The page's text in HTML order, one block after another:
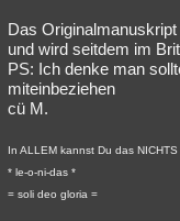
Das
und wird seitdem im
PS: Ich denke man
miteinbeziehen
cü M.
In ALLEM kannst Du das
* le-o-ni-das *
= soli deo gloria =